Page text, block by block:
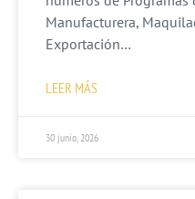
Manufacturera,
Exportación…
LEER MÁS
30 junio, 2026